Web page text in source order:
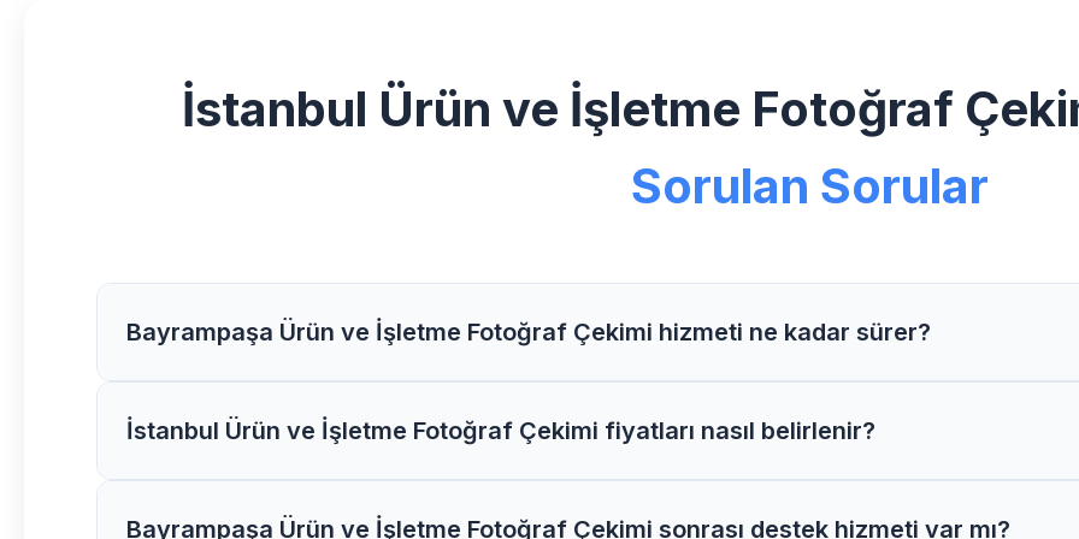
İstanbul Ürün ve İşletme Fotoğraf
Sorulan Sorular
Bayrampaşa Ürün ve İşletme Fotoğraf Çekimi hizmeti ne kadar sürer?
Göksoy Medya olarak Bayrampaşa bölgesindeki Ürün ve İşletme Fotoğraf Çekimi projelerimizi
İstanbul Ürün ve İşletme Fotoğraf Çekimi fiyatları nasıl belirlenir?
İstanbul bölgesindeki Ürün ve İşletme Fotoğraf Çekimi fiyatlarımız proje kapsamı, özellikler ve
Bayrampaşa Ürün ve İşletme Fotoğraf Çekimi sonrası destek hizmeti var mı?